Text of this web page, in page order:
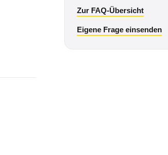
Zur FAQ-Übersicht
Eigene Frage einsenden